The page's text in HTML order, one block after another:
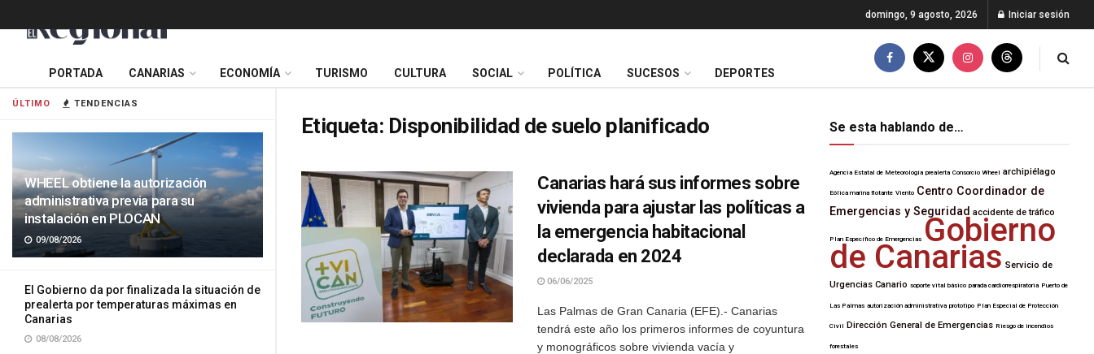
ÚLTIMO TENDENCIAS
WHEEL obtiene la autorización
administrativa previa para su
instalación en PLOCAN
09/08/2026
El Gobierno da por finalizada la situación de
prealerta por temperaturas máximas en
Canarias
08/08/2026
domingo, 9 agosto, 2026 Iniciar sesión
PORTADA CANARIAS ECONOMÍA TURISMO CULTURA SOCIAL POLÍTICA SUCESOS DEPORTES
Etiqueta: Disponibilidad de suelo planificado
Canarias hará sus informes sobre
vivienda para ajustar las políticas a
la emergencia habitacional
declarada en 2024
06/06/2025
Las Palmas de Gran Canaria (EFE).- Canarias
tendrá este año los primeros informes de coyuntura
y monográficos sobre vivienda vacía y
Se esta hablando de…
Agencia Estatal de Meteorología prealerta Consorcio Wheel archipiélago
Eólica marina flotante Viento Centro Coordinador de
Emergencias y Seguridad accidente de tráfico
Plan Específico de Emergencias Gobierno
de Canarias Servicio de
Urgencias Canario soporte vital básico parada cardiorrespiratoria Puerto de
Las Palmas autorización administrativa prototipo Plan Especial de Protección
Civil Dirección General de Emergencias Riesgo de incendios
forestales